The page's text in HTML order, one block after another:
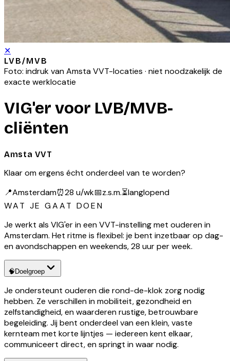
✕
LVB/MVB
Foto: indruk vanAmsta VVT-locaties · niet noodzakelijk de
exacte werklocatie
VIG'er voor LVB/MVB-
cliënten
Amsta VVT
Klaar om ergens écht onderdeel van te worden?
📍Amsterdam⏰28 u/wk📅z.s.m.⏳langlopend
WAT JE GAAT DOEN
Je werkt als VIG'er in een VVT-instelling met ouderen in
Amsterdam. Het ritme is flexibel: je bent inzetbaar op dag-
en avondschappen en weekends, 28 uur per week.
🧠 Doelgroep
Je ondersteunt ouderen die rond-de-klok zorg nodig
hebben. Ze verschillen in mobiliteit, gezondheid en
zelfstandigheid, en waarderen rustige, betrouwbare
begeleiding. Jij bent onderdeel van een klein, vaste
kernteam met korte lijntjes — iedereen kent elkaar,
communiceert direct, en springt in waar nodig.